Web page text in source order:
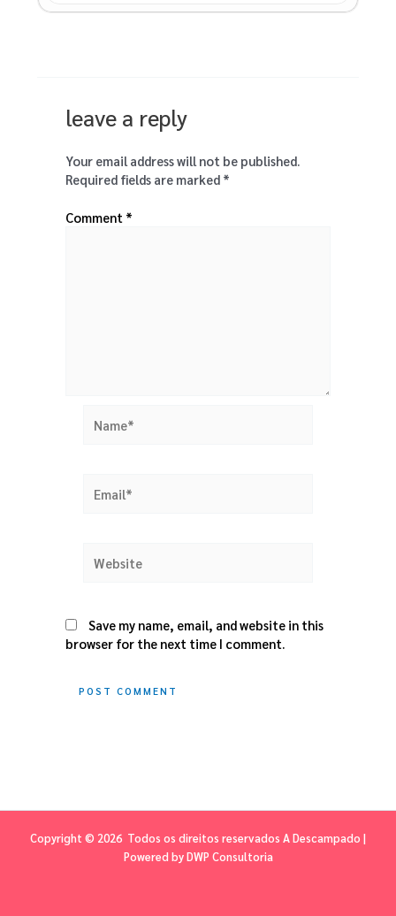
leave a reply
Your email address will not be published.
Required fields are marked *
Comment *
Save my name, email, and website in this
browser for the next time I comment.
Copyright © 2026 Todos os direitos reservados A Descampado |
Powered byDWP Consultoria